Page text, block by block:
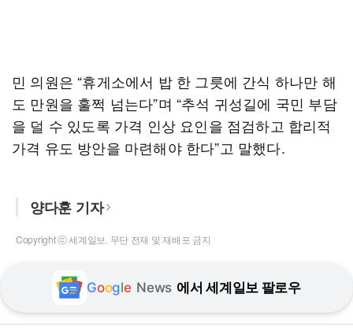
민 의원은 “휴게소에서 밥 한 그릇에 간식 하나만 해
도 만원을 훌쩍 넘는다”며 “추석 귀성길에 국민 부담
을 덜 수 있도록 가격 인상 요인을 점검하고 합리적
가격 유도 방안을 마련해야 한다”고 말했다.
양다훈 기자
Copyright ⓒ 세계일보. 무단 전재 및 재배포 금지
Google News 에서 세계일보 팔로우